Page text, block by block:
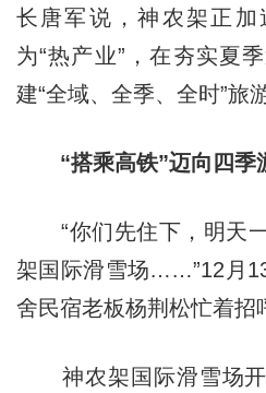
长唐军说，神农架正加
为“热产业”，在夯实夏
建“全域、全季、全时”旅
“搭乘高铁”迈向四季
“你们先住下，明天一
架国际滑雪场……”12月
舍民宿老板杨荆松忙着招
神农架国际滑雪场开